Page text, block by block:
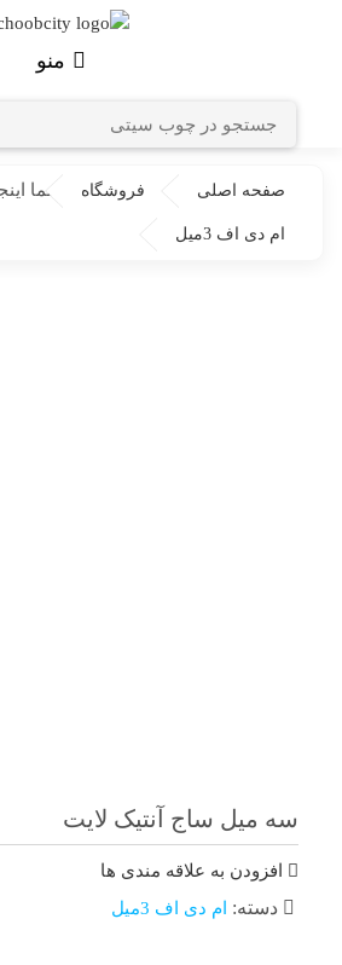
منو
شما صفحه اصلی فروشگاه
ام دی اف 3میل
سه میل ساج آنتیک لایت
افزودن به علاقه مندی ها
دسته: ام دی اف 3میل